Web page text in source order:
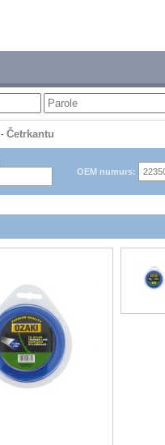
- Četrkantu
OEM numurs: